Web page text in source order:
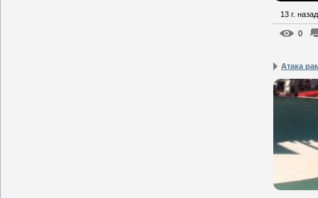
13 г. назад
0
Атака